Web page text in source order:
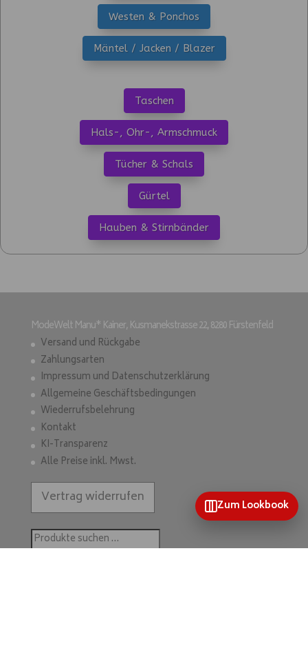
Westen & Ponchos
Mäntel / Jacken / Blazer
Taschen
Hals-, Ohr-, Armschmuck
Tücher & Schals
Gürtel
Hauben & Stirnbänder
ModeWelt Manu* Kainer, Kusmanekstrasse 22, 8280 Fürstenfeld
Versand und Rückgabe
Zahlungsarten
Impressum und Datenschutzerklärung
Allgemeine Geschäftsbedingungen
Wiederrufsbelehrung
Kontakt
KI-Transparenz
Alle Preise inkl. Mwst.
Vertrag widerrufen
Suchen
nach:
Zum Lookbook